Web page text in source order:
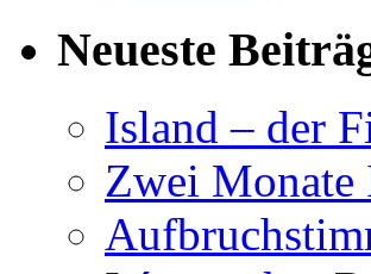
Neueste
Island – der
Zwei Monate